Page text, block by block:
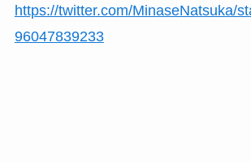
https://twitter.com/MinaseNatsuka/
96047839233